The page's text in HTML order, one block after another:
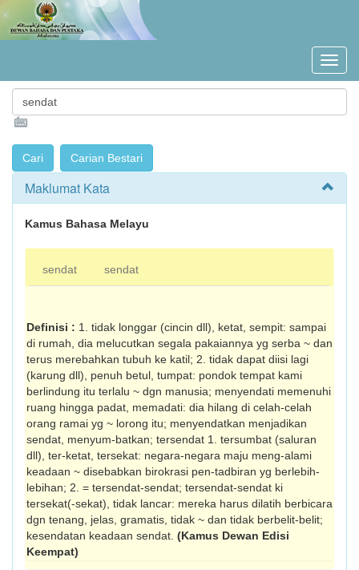
Maklumat Kata
Kamus Bahasa Melayu
sendat sendat
Definisi : 1. tidak longgar (cincin dll), ketat, sempit: sampai
di rumah, dia melucutkan segala pakaiannya yg serba ~ dan
terus merebahkan tubuh ke katil; 2. tidak dapat diisi lagi
(karung dll), penuh betul, tumpat: pondok tempat kami
berlindung itu terlalu ~ dgn manusia; menyendati memenuhi
ruang hingga padat, memadati: dia hilang di celah-celah
orang ramai yg ~ lorong itu; menyendatkan menjadikan
sendat, me­nyum-batkan; tersendat 1. tersumbat (saluran
dll), ter-ketat, tersekat: negara-negara maju meng-alami
keadaan ~ disebabkan birokrasi pen-tadbiran yg berlebih-
lebihan; 2. = tersendat-sendat; tersendat-sendat ki
tersekat(-sekat), tidak lancar: mereka harus dilatih berbicara
dgn tenang, jelas, gramatis, tidak ~ dan tidak berbelit-belit;
kesendatan keadaan sendat. (Kamus Dewan Edisi
Keempat)